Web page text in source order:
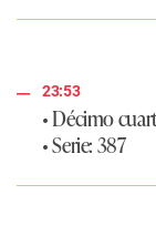
23:53
• Décimo
• Serie: 387